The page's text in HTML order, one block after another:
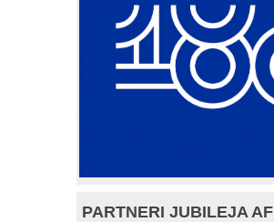
PARTNERI JUBILEJA AF